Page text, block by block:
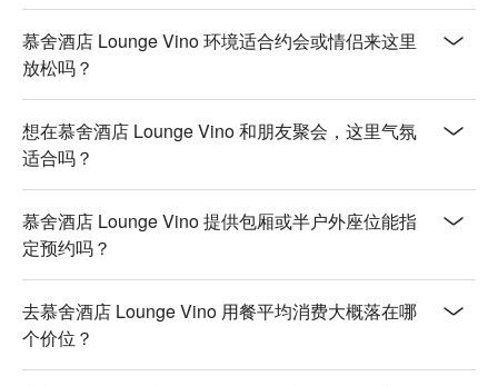
的茶香风味。
Jasmin Fizz (茉莉气泡) | 充满花香的气泡饮品，与高空酒吧的
氛围完美融合。
💡 FunNow 懂吃笔记：本推荐由 AI 汇整网络热门口碑。（贴
心提醒：若包含酒精饮品，请理性饮酒｜过量饮酒，有害健
康）
慕舍酒店 Lounge Vino 环境适合约会或情侣来这里
放松吗？
想在慕舍酒店 Lounge Vino 和朋友聚会，这里气氛
适合吗？
慕舍酒店 Lounge Vino 提供包厢或半户外座位能指
定预约吗？
去慕舍酒店 Lounge Vino 用餐平均消费大概落在哪
个价位？